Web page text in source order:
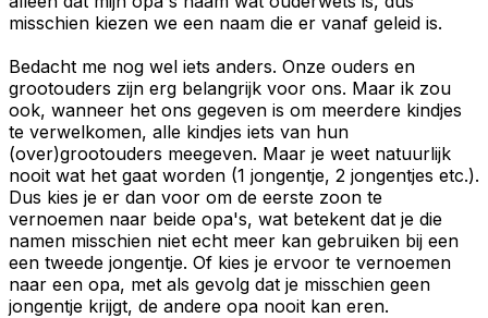
misschien kiezen we een naam die er vanaf geleid is.
Bedacht me nog wel iets anders. Onze ouders en
grootouders zijn erg belangrijk voor ons. Maar ik zou
ook, wanneer het ons gegeven is om meerdere kindjes
te verwelkomen, alle kindjes iets van hun
(over)grootouders meegeven. Maar je weet natuurlijk
nooit wat het gaat worden (1 jongentje, 2 jongentjes etc.).
Dus kies je er dan voor om de eerste zoon te
vernoemen naar beide opa's, wat betekent dat je die
namen misschien niet echt meer kan gebruiken bij een
een tweede jongentje. Of kies je ervoor te vernoemen
naar een opa, met als gevolg dat je misschien geen
jongentje krijgt, de andere opa nooit kan eren.